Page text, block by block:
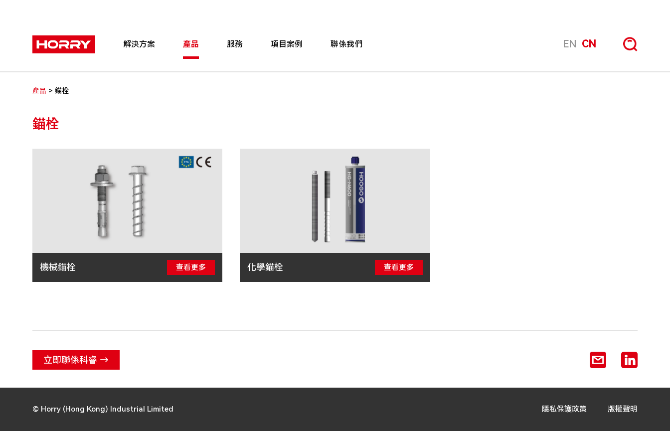
解決方案 產品 服務 項目案例 聯係我們 EN CN
產品 > 錨栓
錨栓
機械錨栓 查看更多 化學錨栓 查看更多
立即聯係科睿 →
© Horry (Hong Kong) Industrial Limited 隱私保護政策 版權聲明